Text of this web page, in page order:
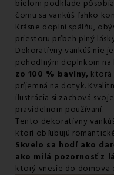
bielom podklade
čomu sa vankúš ľahko
Krásne doplní spálňu,
priestoru príbeh plný
Dekoratívny vankúš nie
pohodlným doplnkom
zo 100 % bavlny, ktorá
príjemná na dotyk.
ilustrácia si zachová
pravidelnom používaní.
Tento dekoratívny
ktorí obľubujú
Skvelo sa hodí ako
ako milá pozornosť z
ktorý vnesie do domova